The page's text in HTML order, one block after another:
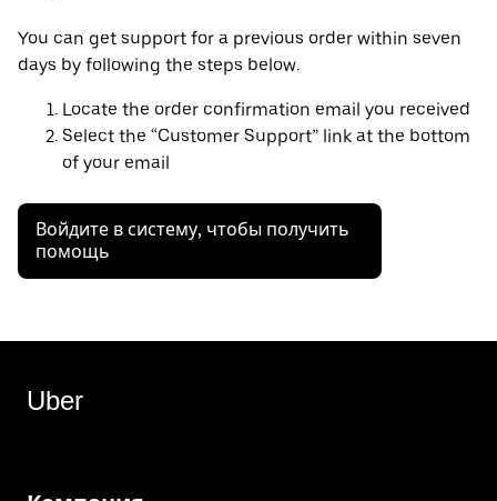
You can get support for a previous order within seven
days by following the steps below.
Locate the order confirmation email you received
Select the “Customer Support” link at the bottom
of your email
Войдите в систему, чтобы получить
помощь
Uber